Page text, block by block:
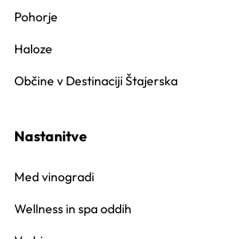
Pohorje
Haloze
Občine v Destinaciji Štajerska
Nastanitve
Med vinogradi
Wellness in spa oddih